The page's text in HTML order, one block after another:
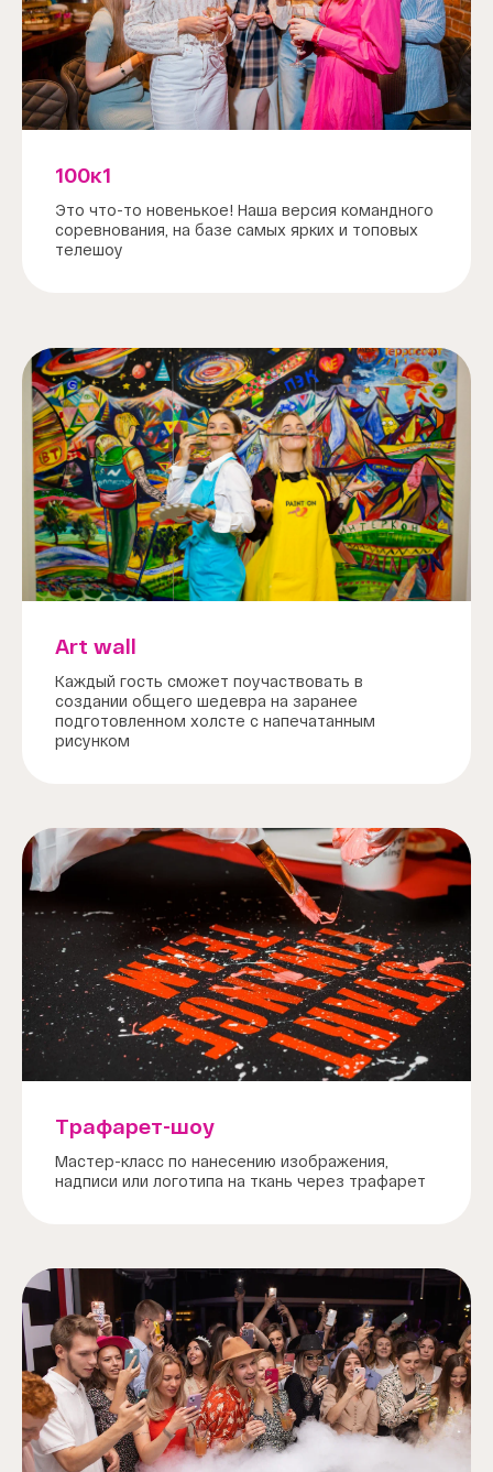
100к1
Это что-то новенькое! Наша версия командного
соревнования, на базе самых ярких и топовых
телешоу
Art wall
Каждый гость сможет поучаствовать в
создании общего шедевра на заранее
подготовленном холсте с напечатанным
рисунком
Трафарет-шоу
Мастер-класс по нанесению изображения,
надписи или логотипа на ткань через трафарет